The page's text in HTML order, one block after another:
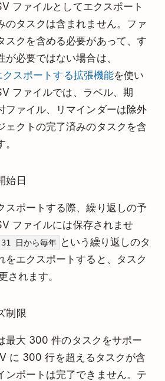
ファイルとしてエクスポート
のタスクは含まれません。ファ
スクを含める必要があって、す
必要ではない場合は、
スポートする拡張機能を使い
ファイルでは、ラベル、期
ファイル、リマインダーは除外
ェクトの完了済みのタスクを含
始日
スポートする際、繰り返しの予
ファイルには保存されませ
日から毎年 という繰り返しのタ
をエクスポートすると、タスク
されます。
制限
最大 300 件のタスクをサポー
に 300 行を超えるタスクが含
ンポートは完了できません。テ